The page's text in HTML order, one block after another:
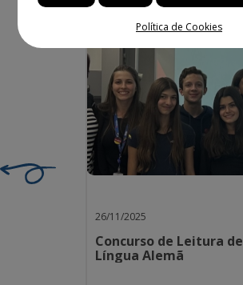
26/11/2025
Concurso de Leitura de
Língua Alemã
Política de Cookies